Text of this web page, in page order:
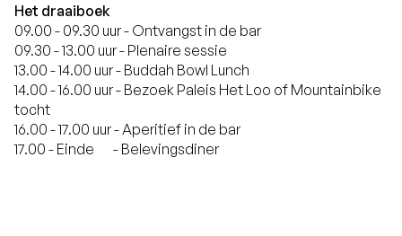
Het draaiboek
09.00 - 09.30 uur - Ontvangst in de bar
09.30 - 13.00 uur - Plenaire sessie
13.00 - 14.00 uur - Buddah Bowl Lunch
14.00 - 16.00 uur - Bezoek Paleis Het Loo of Mountainbike
tocht
16.00 - 17.00 uur - Aperitief in de bar
17.00 - Einde - Belevingsdiner